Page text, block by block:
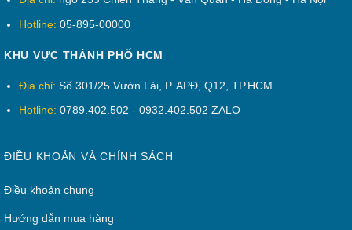
Màu sắc tươi sáng theo thời gian
:với công nghệ sơn tĩnh điện bởi các
nhà máy nhựa chuyên nghiệp đã tạo
giữ được màu sắc của mình theo
thời gian.
: chúng tôi với phương châm khách
Cam kết bảo hành 10 năm :
Hotline: 05-895-00000
KHU VỰC THÀNH PHỐ HCM
Địa chỉ: Số 301/25 Vườn Lài, P. APĐ, Q12, TP.HCM
Hotline: 0789.402.502 - 0932.402.502 ZALO
ĐIỀU KHOẢN VÀ CHÍNH SÁCH
Điều khoản chung
Hướng dẫn mua hàng